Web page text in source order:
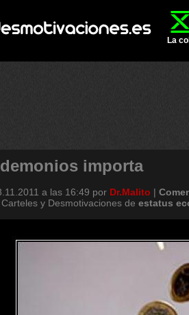
La
importa
a las 16:49 por Dr.Malito |
y Desmotivaciones de estatus